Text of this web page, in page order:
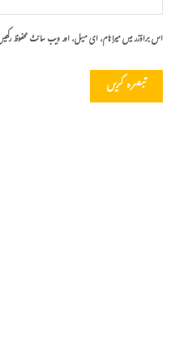
اس براؤزر میں میرا نام، ای میل، اور ویب سائٹ محفوظ